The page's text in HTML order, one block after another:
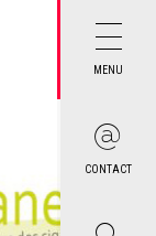
MENU
CONTACT